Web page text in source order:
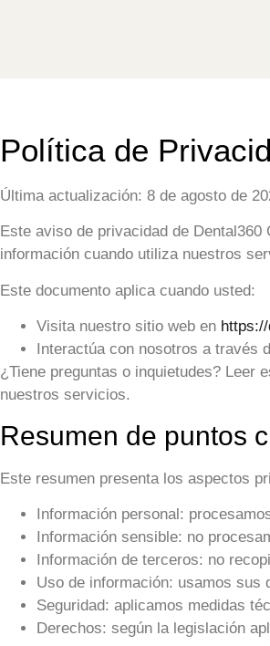
Política de
Última actualización: 8 de agosto de
Este aviso de privacidad de Dental360
información cuando utiliza nuestros
Este documento aplica cuando usted:
Visita nuestro sitio web en
Interactúa con nosotros a través
¿Tiene preguntas o inquietudes? Leer
nuestros servicios.
Resumen de puntos
Este resumen presenta los aspectos
Información personal:
Información sensible: no
Información de terceros: no
Uso de información: usamos sus
Seguridad: aplicamos medidas
Derechos: según la legislación